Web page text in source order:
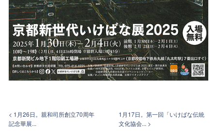
< 1月26日。親和司所創立70周年
記念華展...
1月17日。第一回「いけばな伝統
文化協会... >